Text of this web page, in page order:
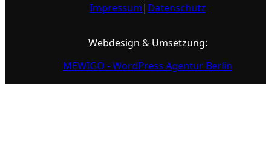
Impressum| Datenschutz
Webdesign & Umsetzung:
MEWIGO - WordPress Agentur Berlin